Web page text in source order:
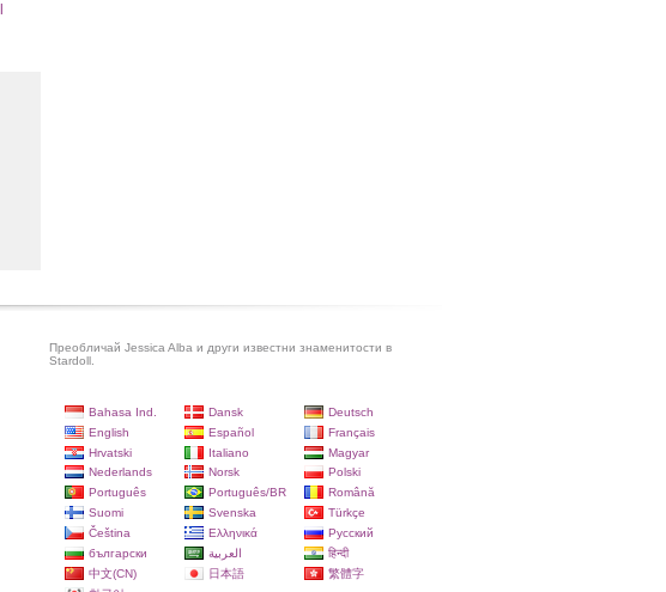
Преобличай Jessica Alba и други известни знаменитости в
Stardoll.
Bahasa Ind. Dansk
Deutsch
English
Español
Français
Hrvatski
Italiano
Magyar
Nederlands
Norsk
Polski
Português
Português/BR
Română
Suomi
Svenska
Türkçe
Čeština
Ελληνικά
Русский
български
العربية
हिन्दी
中文(CN)
日本語
繁體字